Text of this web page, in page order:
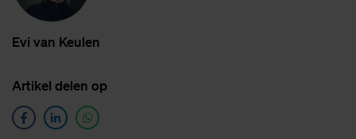
Evi van Keu­len
Ar­ti­kel de­len op